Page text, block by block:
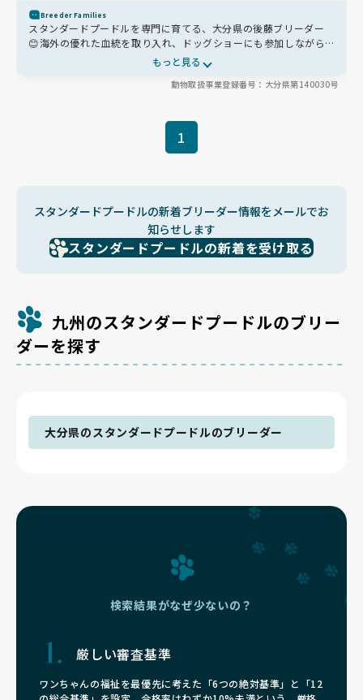
Breeder Families
スタンダードプードルを専門に育てる、大分県の後藤ブリーダー
😊海外の優れた血統を取り入れ、ドッグショーにも参加しながら
犬種本来の姿を追求しています。飼育頭数は5頭ほどに留めて一頭
一頭丁寧に育て、生涯の出産回数も3〜4回に抑えて早期引退する
など、母犬への負担をしっかりと考えた繁殖を行っています。芝の
もっと見る
動物取扱事業登録番号：大分県第140030号
1
スタンダードプードルの新着ブリーダー情報をメールでお
知らせします
スタンダードプードルの新着を受け取る
九州のスタンダードプードルのブリー
ダーを探す
大分県のスタンダードプードルのブリーダー
検索結果がなぜ少ないの？
厳しい審査基準
ワンちゃんの福祉を最優先に考えた「6つの絶対基準」と「12